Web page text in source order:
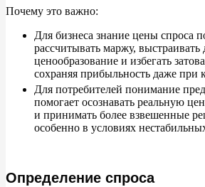
Механизм действия закона
Выводы
Почему это важно:
Для бизнеса знание цены спроса
рассчитывать маржу, выстраивать
ценообразование и избегать
сохраняя прибыльность даже при
Для потребителей понимание
помогает осознавать реальную
и принимать более взвешенные
особенно в условиях
Определение спроса